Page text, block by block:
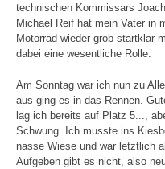
technischen Kommissars
Michael Reif hat mein Vater in
Motorrad wieder grob startklar
dabei eine wesentliche Rolle.
Am Sonntag war ich nun zu
aus ging es in das Rennen.
lag ich bereits auf Platz 5...,
Schwung. Ich musste ins
nasse Wiese und war letztlich
Aufgeben gibt es nicht, also